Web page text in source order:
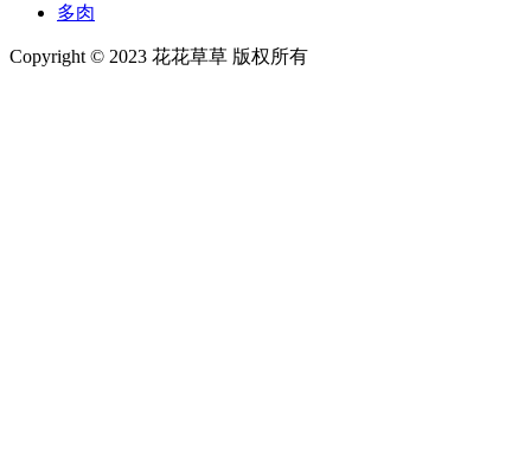
多肉
Copyright © 2023 花花草草 版权所有